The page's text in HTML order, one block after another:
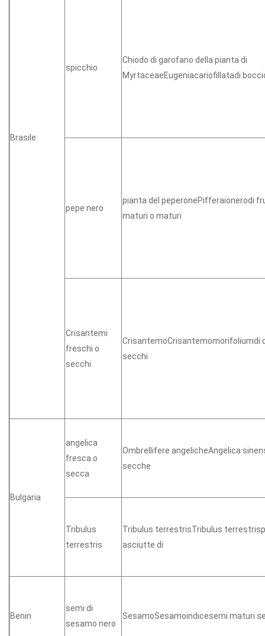
Brasile
spicchio
Chiodo di garofano della pianta di
MyrtaceaeEugeniacariofillatadi
pepe nero
pianta del peperonePifferaionerodi
maturi o maturi
Crisantemi
freschi o
secchi
CrisantemoCrisantemomorifoliumdi
secchi
Bulgaria
angelica
fresca o
secca
Ombrellifere angelicheAngelica
secche
Tribulus
terrestris
Tribulus terrestrisTribulus
asciutte di
Benin
semi di
sesamo nero
SesamoSesamoindicesemi maturi